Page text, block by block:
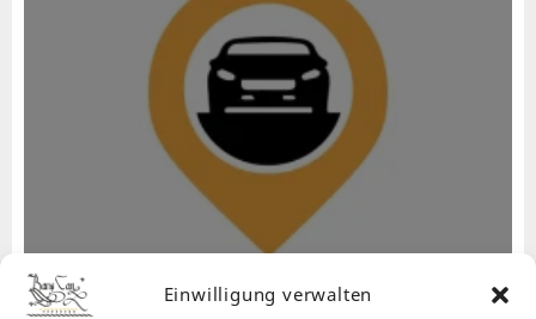
Einwilligung verwalten